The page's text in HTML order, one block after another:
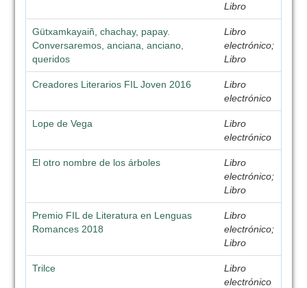
Libro
Gütxamkayaiñ, chachay, papay.
Conversaremos, anciana, anciano,
queridos
Libro
electrónico;
Libro
Creadores Literarios FIL Joven 2016
Libro
electrónico
Lope de Vega
Libro
electrónico
El otro nombre de los árboles
Libro
electrónico;
Libro
Premio FIL de Literatura en Lenguas
Romances 2018
Libro
electrónico;
Libro
Trilce
Libro
electrónico